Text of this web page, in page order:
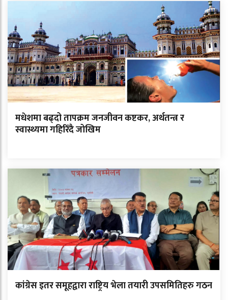
मधेशमा बढ्दो तापक्रम जनजीवन कष्टकर, अर्थतन्त्र र
स्वास्थ्यमा गहिरिँदै जोखिम
कांग्रेस इतर समूहद्वारा राष्ट्रिय भेला तयारी उपसमितिहरु गठन